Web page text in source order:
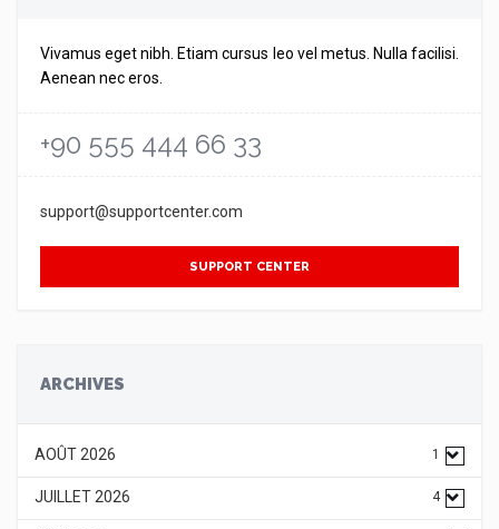
Vivamus eget nibh. Etiam cursus leo vel metus. Nulla facilisi.
Aenean nec eros.
+90 555 444 66 33
support@supportcenter.com
SUPPORT CENTER
ARCHIVES
AOÛT 2026 1
JUILLET 2026 4